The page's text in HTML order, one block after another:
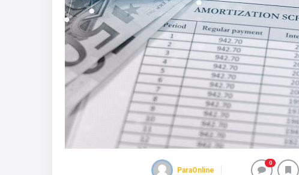
ParaOnline
0